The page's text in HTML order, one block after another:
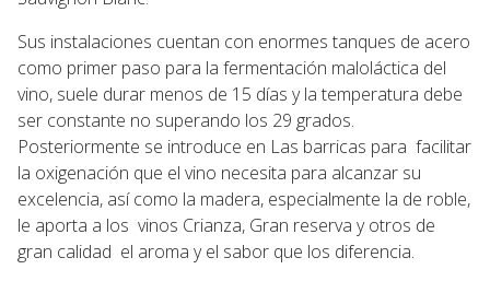
Sus instalaciones cuentan con enormes tanques de acero
como primer paso para la fermentación maloláctica del
vino, suele durar menos de 15 días y la temperatura debe
ser constante no superando los 29 grados.
Posteriormente se introduce en Las barricas para facilitar
la oxigenación que el vino necesita para alcanzar su
excelencia, así como la madera, especialmente la de roble,
le aporta a los vinos Crianza, Gran reserva y otros de
gran calidad el aroma y el sabor que los diferencia.